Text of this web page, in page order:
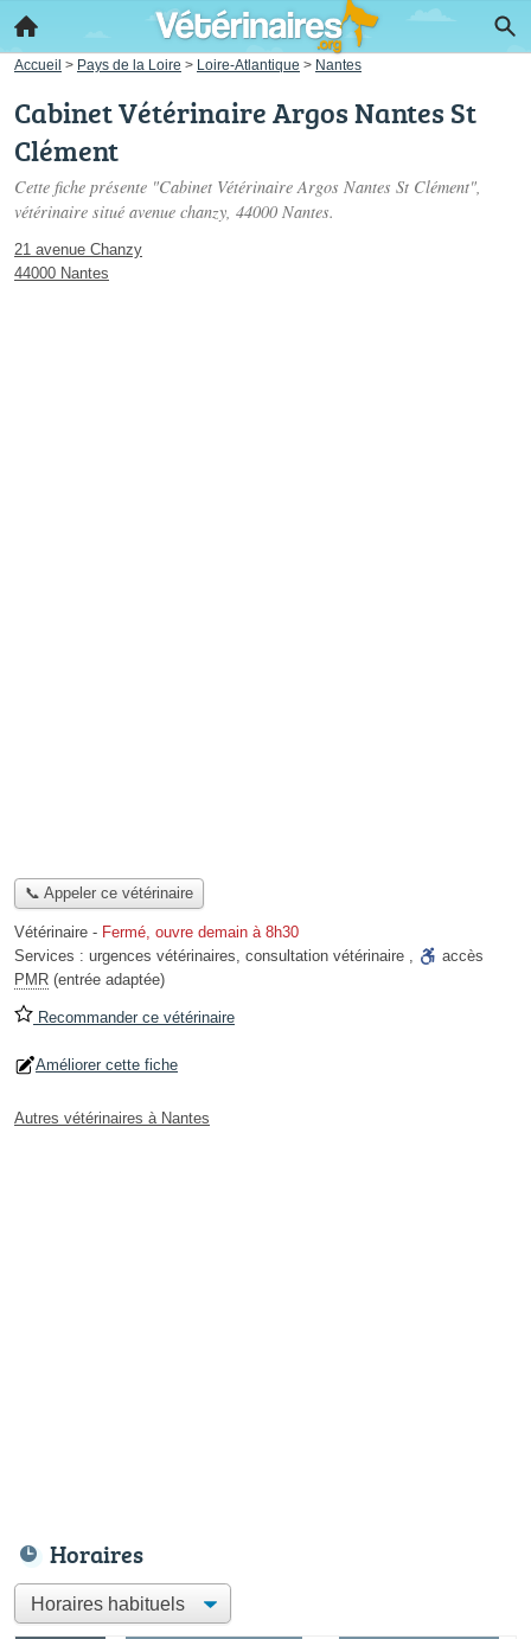
Accueil > Pays de la Loire > Loire-Atlantique > Nantes
Cabinet Vétérinaire Argos Nantes St
Clément
Cette fiche présente "Cabinet Vétérinaire Argos Nantes St Clément",
vétérinaire situé avenue chanzy, 44000 Nantes.
21 avenue Chanzy
44000 Nantes
📞 Appeler ce vétérinaire
Vétérinaire - Fermé, ouvre demain à 8h30
Services : urgences vétérinaires, consultation vétérinaire ,
accès
PMR (entrée adaptée)
Recommander ce vétérinaire
Améliorer cette fiche
Autres vétérinaires à Nantes
Horaires